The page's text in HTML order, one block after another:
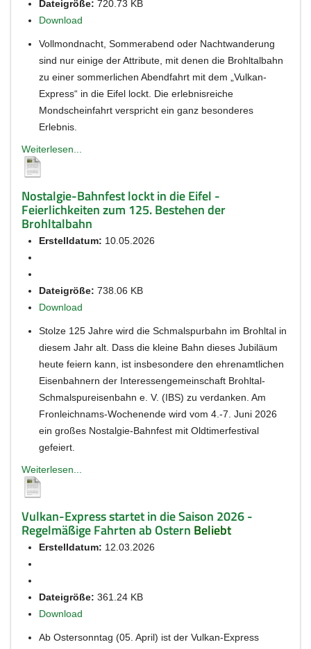
Dateigröße: 720.73 KB
Download
Vollmondnacht, Sommerabend oder Nachtwanderung
sind nur einige der Attribute, mit denen die Brohltalbahn
zu einer sommerlichen Abendfahrt mit dem „Vulkan-
Express“ in die Eifel lockt. Die erlebnisreiche
Mondscheinfahrt verspricht ein ganz besonderes
Erlebnis.
Weiterlesen...
Nostalgie-Bahnfest lockt in die Eifel -
Feierlichkeiten zum 125. Bestehen der
Brohltalbahn
Erstelldatum: 10.05.2026
Dateigröße: 738.06 KB
Download
Stolze 125 Jahre wird die Schmalspurbahn im Brohltal in
diesem Jahr alt. Dass die kleine Bahn dieses Jubiläum
heute feiern kann, ist insbesondere den ehrenamtlichen
Eisenbahnern der Interessengemeinschaft Brohltal-
Schmalspureisenbahn e. V. (IBS) zu verdanken. Am
Fronleichnams-Wochenende wird vom 4.-7. Juni 2026
ein großes Nostalgie-Bahnfest mit Oldtimerfestival
gefeiert.
Weiterlesen...
Vulkan-Express startet in die Saison 2026 -
Regelmäßige Fahrten ab Ostern Beliebt
Erstelldatum: 12.03.2026
Dateigröße: 361.24 KB
Download
Ab Ostersonntag (05. April) ist der Vulkan-Express